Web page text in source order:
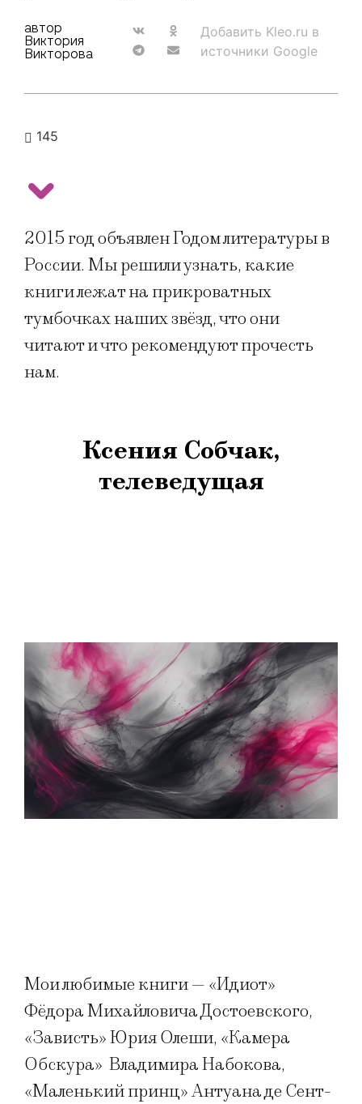
автор
Виктория
Викторова
Добавить Kleo.ru в
источники Google
145
2015 год объявлен Годом литературы в
России. Мы решили узнать, какие
книги лежат на прикроватных
тумбочках наших звёзд, что они
читают и что рекомендуют прочесть
нам.
Ксения Собчак,
телеведущая
Мои любимые книги — «Идиот»
Фёдора Михайловича Достоевского,
«Зависть» Юрия Олеши, «Камера
Обскура» Владимира Набокова,
«Маленький принц» Антуана де Сент-